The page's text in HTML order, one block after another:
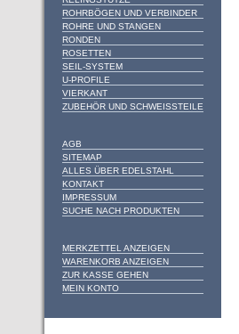
ROHRBÖGEN UND VERBINDER
ROHRE UND STANGEN
RONDEN
ROSETTEN
SEIL-SYSTEM
U-PROFILE
VIERKANT
ZUBEHÖR UND SCHWEISSTEILE
AGB
SITEMAP
ALLES ÜBER EDELSTAHL
KONTAKT
IMPRESSUM
SUCHE NACH PRODUKTEN
MERKZETTEL ANZEIGEN
WARENKORB ANZEIGEN
ZUR KASSE GEHEN
MEIN KONTO